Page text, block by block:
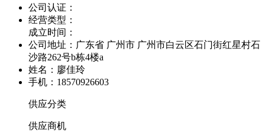
公司认证：
经营类型：
成立时间：
公司地址： 广东省 广州市 广州市白云区石门街红星村石
沙路262号b栋4楼a
姓名：廖佳玲
手机：18570926603
供应分类
供应商机